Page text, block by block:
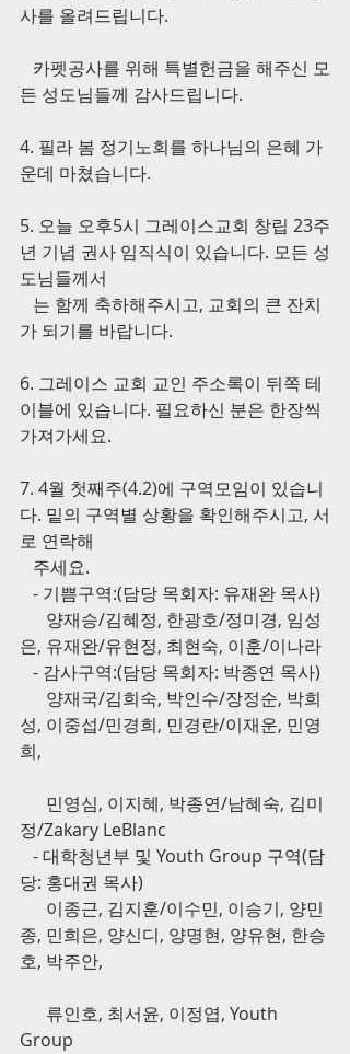
사를 올려드립니다.
든 성도님들께 감사드립니다.
4. 필라 봄 정기노회를 하나님의 은혜 가
운데 마쳤습니다.
5. 오늘 오후5시 그레이스교회 창립 23주
년 기념 권사 임직식이 있습니다. 모든 성
도님들께서
가 되기를 바랍니다.
6. 그레이스 교회 교인 주소록이 뒤쪽 테
이블에 있습니다. 필요하신 분은 한장씩
가져가세요.
7. 4월 첫째주(4.2)에 구역모임이 있습니
다. 밑의 구역별 상황을 확인해주시고, 서
로 연락해
   주세요.
   - 기쁨구역:(담당 목회자: 유재완 목사)
은, 유재완/유현정, 최현숙, 이훈/이나라
   - 감사구역:(담당 목회자: 박종연 목사)
성, 이중섭/민경희, 민경란/이재운, 민영
희,
정/Zakary LeBlanc
당: 홍대권 목사)
종, 민희은, 양신디, 양명현, 양유현, 한승
호, 박주안,
Group